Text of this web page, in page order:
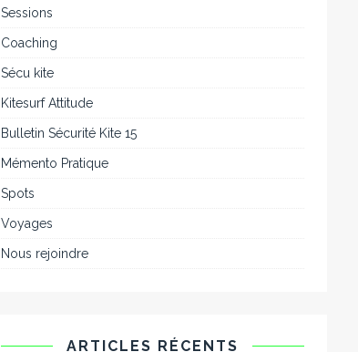
Sessions
Coaching
Sécu kite
Kitesurf Attitude
Bulletin Sécurité Kite 15
Mémento Pratique
Spots
Voyages
Nous rejoindre
ARTICLES RÉCENTS